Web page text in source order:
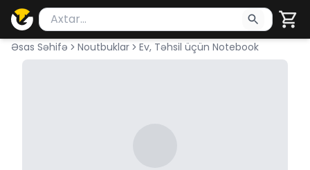
Məhsul axtar
Axtarış üçün ən azı 2 simvol yazın. Göndərmək
Əsas Səhifə Noutbuklar Ev, Təhsil üçün Notebook